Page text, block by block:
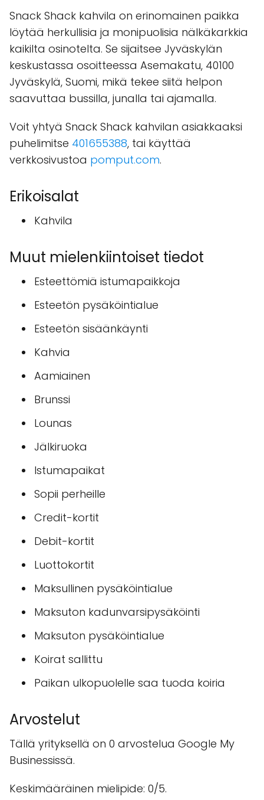
Snack Shack kahvila on erinomainen paikka
löytää herkullisia ja monipuolisia nälkäkarkkia
kaikilta osinotelta. Se sijaitsee Jyväskylän
keskustassa osoitteessa Asemakatu, 40100
Jyväskylä, Suomi, mikä tekee siitä helpon
saavuttaa bussilla, junalla tai ajamalla.
Voit yhtyä Snack Shack kahvilan asiakkaaksi
puhelimitse 401655388, tai käyttää
verkkosivustoa pomput.com.
Erikoisalat
Kahvila
Muut mielenkiintoiset tiedot
Esteettömiä istumapaikkoja
Esteetön pysäköintialue
Esteetön sisäänkäynti
Kahvia
Aamiainen
Brunssi
Lounas
Jälkiruoka
Istumapaikat
Sopii perheille
Credit-kortit
Debit-kortit
Luottokortit
Maksullinen pysäköintialue
Maksuton kadunvarsipysäköinti
Maksuton pysäköintialue
Koirat sallittu
Paikan ulkopuolelle saa tuoda koiria
Arvostelut
Tällä yrityksellä on 0 arvostelua Google My
Businessissä.
Keskimääräinen mielipide: 0/5.